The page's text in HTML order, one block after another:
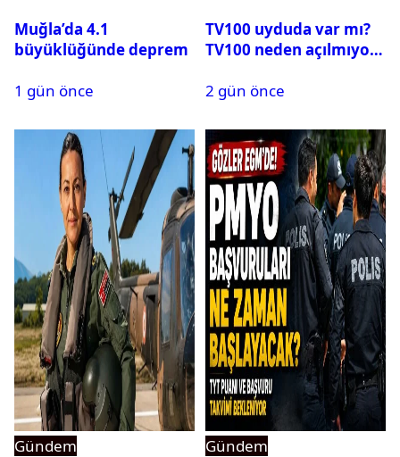
Muğla’da 4.1
büyüklüğünde deprem
1 gün önce
TV100 uyduda var mı?
TV100 neden açılmıyor?
2 gün önce
Gündem
Gündem